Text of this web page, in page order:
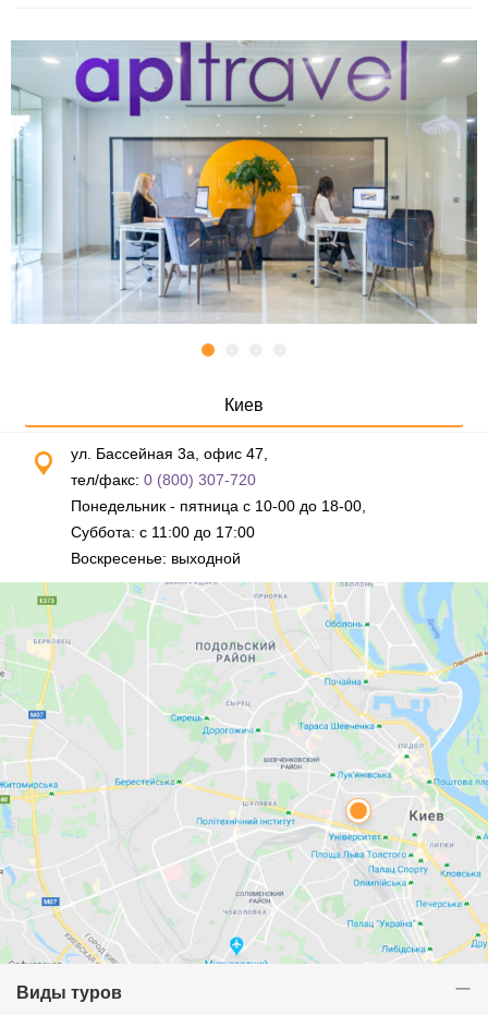
Киев
ул. Бассейная 3а, офис 47,
тел/факс: 0 (800) 307-720
Понедельник - пятница с 10-00 до 18-00,
Суббота: с 11:00 до 17:00
Воскресенье: выходной
Виды туров